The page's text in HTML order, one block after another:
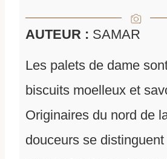
AUTEUR : SAMAR
Les palets de dame
biscuits moelleux et
Originaires du nord de
douceurs se